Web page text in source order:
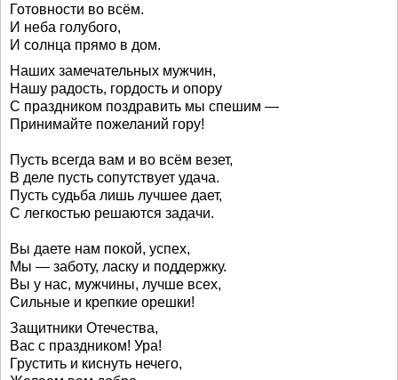
Готовности во всём.
И неба голубого,
И солнца прямо в дом.
Наших замечательных мужчин,
Нашу радость, гордость и опору
С праздником поздравить мы спешим —
Принимайте пожеланий гору!
Пусть всегда вам и во всём везет,
В деле пусть сопутствует удача.
Пусть судьба лишь лучшее дает,
С легкостью решаются задачи.
Вы даете нам покой, успех,
Мы — заботу, ласку и поддержку.
Вы у нас, мужчины, лучше всех,
Сильные и крепкие орешки!
Защитники Отечества,
Вас с праздником! Ура!
Грустить и киснуть нечего,